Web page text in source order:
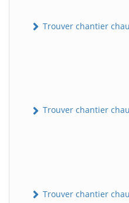
Trouver chantier
Trouver chantier
Trouver chantier